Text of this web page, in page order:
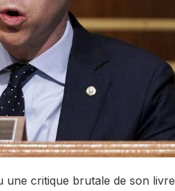
une critique brutale de son livre